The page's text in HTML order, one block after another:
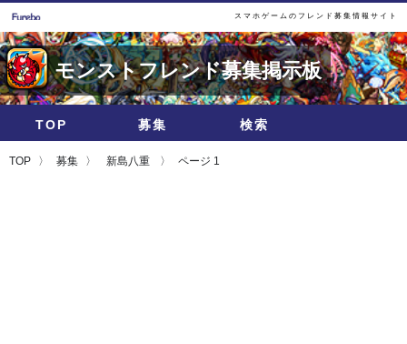
スマホゲームのフレンド募集情報サイト
モンストフレンド募集掲示板
TOP 募集 検索
TOP 募集 新島八重 ページ 1